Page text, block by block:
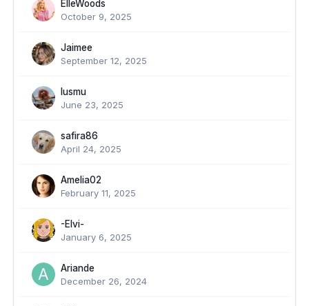
ElleWoods
October 9, 2025
Jaimee
September 12, 2025
lusmu
June 23, 2025
safira86
April 24, 2025
Amelia02
February 11, 2025
-Elvi-
January 6, 2025
Ariande
December 26, 2024